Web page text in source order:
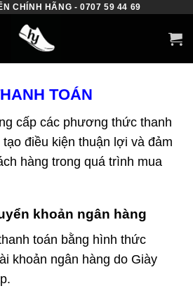
CHÍNH HÃNG - 0707 59 44 69
TOÁN
cấp các phương thức thanh
điều kiện thuận lợi và đảm
hàng trong quá trình mua
khoản ngân hàng
toán bằng hình thức
khoản ngân hàng do Giày